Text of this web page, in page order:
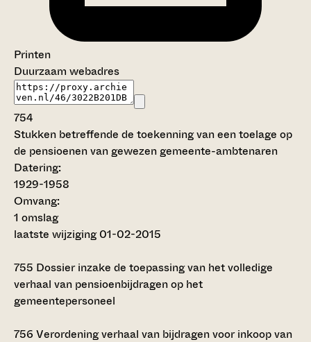
Printen
Duurzaam webadres
754
Stukken betreffende de toekenning van een toelage op
de pensioenen van gewezen gemeente-ambtenaren
Datering:
1929-1958
Omvang:
1 omslag
laatste wijziging 01-02-2015
755 Dossier inzake de toepassing van het volledige
verhaal van pensioenbijdragen op het
gemeentepersoneel
756 Verordening verhaal van bijdragen voor inkoop van